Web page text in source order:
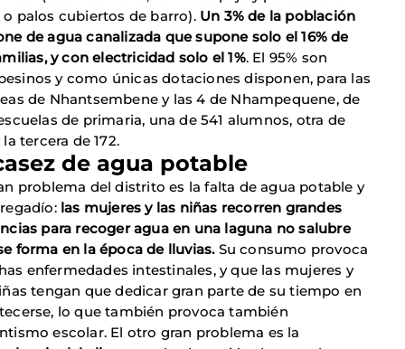
o palos cubiertos de barro). Un 3% de la población
de agua canalizada que supone solo el 16% de
y con electricidad solo el 1%. El 95% son
y como únicas dotaciones disponen, para las
de Nhantsembene y las 4 de Nhampequene, de
de primaria, una de 541 alumnos, otra de
la tercera de 172.
de agua potable
problema del distrito es la falta de agua potable y
las mujeres y las niñas recorren grandes
para recoger agua en una laguna no salubre
forma en la época de lluvias.Su consumo provoca
enfermedades intestinales, y que las mujeres y
tengan que dedicar gran parte de su tiempo en
lo que también provoca también
escolar. El otro gran problema es la